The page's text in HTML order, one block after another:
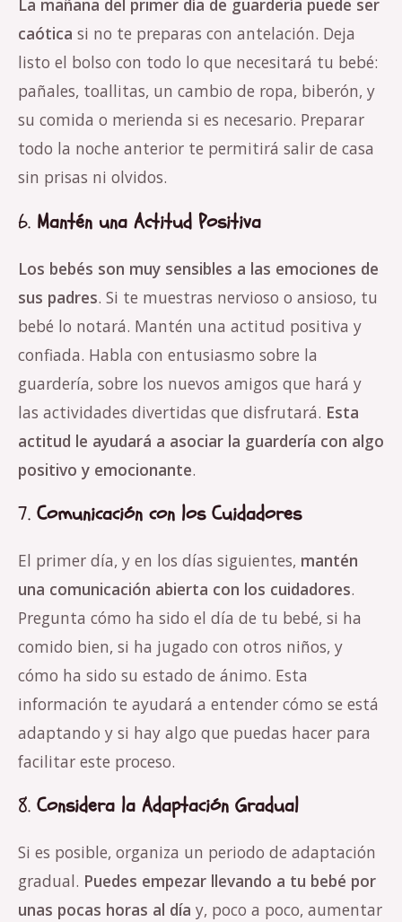
La mañana del primer día de guardería puede ser
caótica si no te preparas con antelación. Deja
listo el bolso con todo lo que necesitará tu bebé:
pañales, toallitas, un cambio de ropa, biberón, y
su comida o merienda si es necesario. Preparar
todo la noche anterior te permitirá salir de casa
sin prisas ni olvidos.
6. Mantén una Actitud Positiva
Los bebés son muy sensibles a las emociones de
sus padres. Si te muestras nervioso o ansioso, tu
bebé lo notará. Mantén una actitud positiva y
confiada. Habla con entusiasmo sobre la
guardería, sobre los nuevos amigos que hará y
las actividades divertidas que disfrutará. Esta
actitud le ayudará a asociar la guardería con algo
positivo y emocionante.
7. Comunicación con los Cuidadores
El primer día, y en los días siguientes, mantén
una comunicación abierta con los cuidadores.
Pregunta cómo ha sido el día de tu bebé, si ha
comido bien, si ha jugado con otros niños, y
cómo ha sido su estado de ánimo. Esta
información te ayudará a entender cómo se está
adaptando y si hay algo que puedas hacer para
facilitar este proceso.
8. Considera la Adaptación Gradual
Si es posible, organiza un periodo de adaptación
gradual. Puedes empezar llevando a tu bebé por
unas pocas horas al día y, poco a poco, aumentar